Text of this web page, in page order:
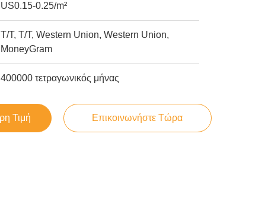
US0.15-0.25/m²
T/T, T/T, Western Union, Western Union,
MoneyGram
400000 τετραγωνικός μήνας
Τιμή Επικοινωνήστε Τώρα